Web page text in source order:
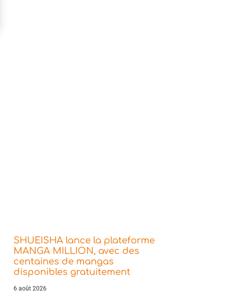
SHUEISHA lance la plateforme
MANGA MILLION, avec des
centaines de mangas
disponibles gratuitement
6 août 2026